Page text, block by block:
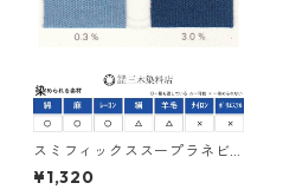
スミフィックススープラネビ
ーブルーBF（紺色｜20g）｜
反応染料
¥1,320